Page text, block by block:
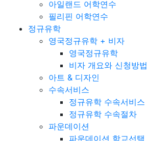
아일랜드 어학연수
필리핀 어학연수
정규유학
영국정규유학 + 비자
영국정규유학
비자 개요와 신청방법
아트 & 디자인
수속서비스
정규유학 수속서비스
정규유학 수속절차
파운데이션
파운데이션 학교선택